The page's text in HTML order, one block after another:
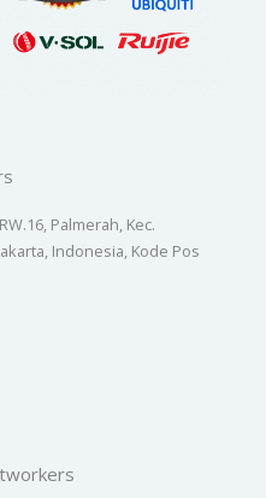
Palmerah, Kec.
Indonesia, Kode Pos